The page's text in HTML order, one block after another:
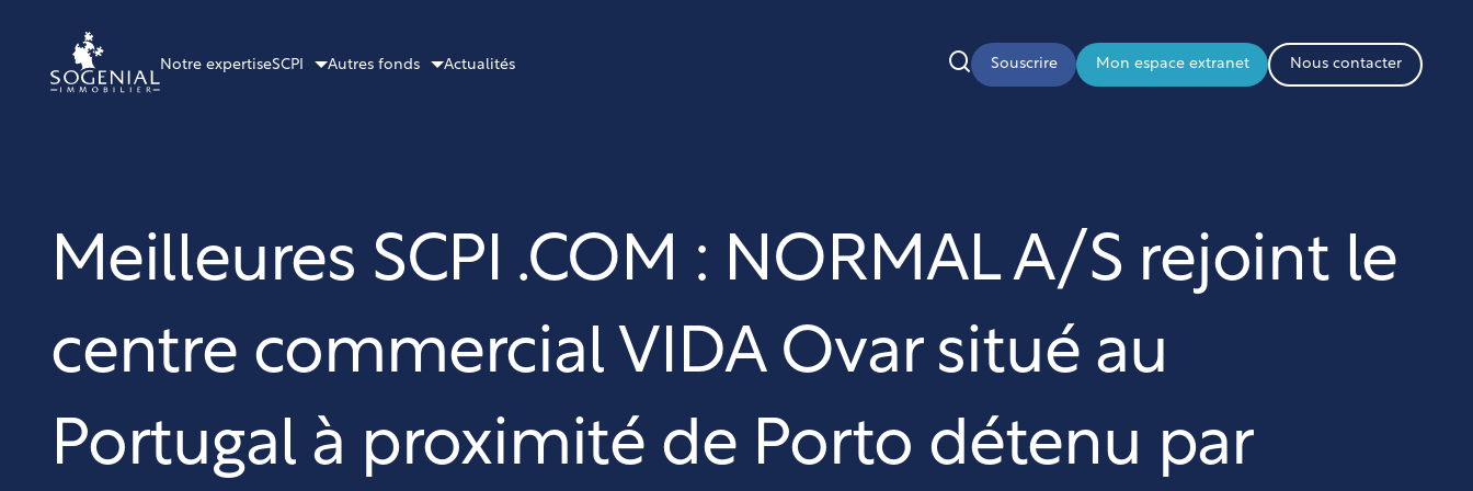
Notre expertiseSCPI Autres fonds Actualités Souscrire Mon espace extranet Nous contacter
Meilleures SCPI .COM : NORMAL A/S rejoint le
centre commercial VIDA Ovar situé au
Portugal à proximité de Porto détenu par